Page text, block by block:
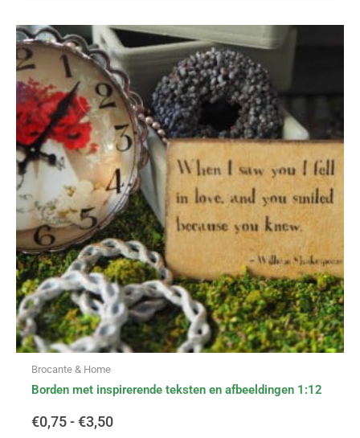
Brocante & Home
Borden met inspirerende teksten en afbeeldingen 1:12
€0,75 - €3,50
Prijsklasse:
€0,75
tot
€3,50
Dit
product
heeft
meerdere
variaties.
Deze
optie
kan
gekozen
worden
op
de
productpagina